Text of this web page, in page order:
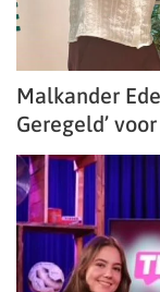
Malkander
Geregeld’